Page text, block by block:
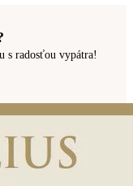
s radosťou vypátra!